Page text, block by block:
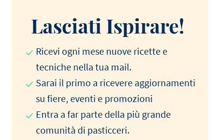
Lasciati Ispirare!
Ricevi ogni mese nuove ricette e
tecniche nella tua mail.
Sarai il primo a ricevere aggiornamenti
su fiere, eventi e promozioni
Entra a far parte della più grande
comunità di pasticceri.